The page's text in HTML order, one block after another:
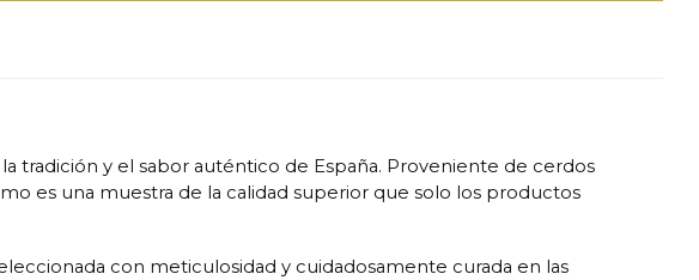
tradición y el sabor auténtico de España. Proveniente de cerdos
es una muestra de la calidad superior que solo los productos
con meticulosidad y cuidadosamente curada en las